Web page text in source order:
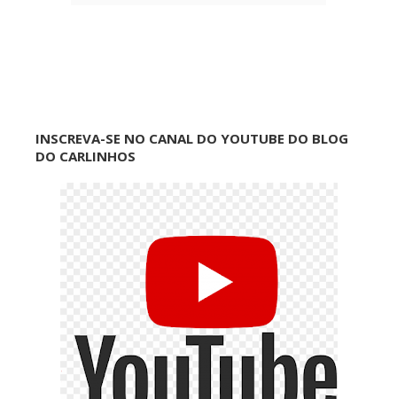
INSCREVA-SE NO CANAL DO YOUTUBE DO BLOG
DO CARLINHOS